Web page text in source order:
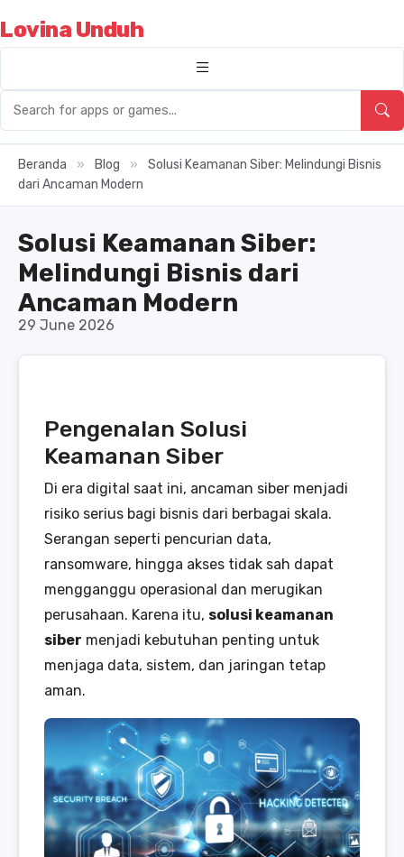
Lovina Unduh
Beranda » Blog »
Solusi Keamanan Siber: Melindungi Bisnis
dari Ancaman Modern
Solusi Keamanan Siber:
Melindungi Bisnis dari
Ancaman Modern
29 June 2026
Pengenalan Solusi
Keamanan Siber
Di era digital saat ini, ancaman siber menjadi
risiko serius bagi bisnis dari berbagai skala.
Serangan seperti pencurian data,
ransomware, hingga akses tidak sah dapat
mengganggu operasional dan merugikan
perusahaan. Karena itu, solusi keamanan
siber menjadi kebutuhan penting untuk
menjaga data, sistem, dan jaringan tetap
aman.